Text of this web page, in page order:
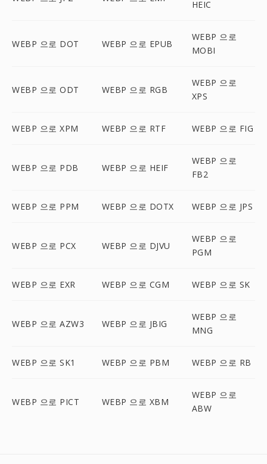
HEIC
WEBP 으로 DOT WEBP 으로 EPUB
WEBP 으로
MOBI
WEBP 으로 ODT WEBP 으로 RGB
WEBP 으로
XPS
WEBP 으로 XPM WEBP 으로 RTF WEBP 으로 FIG
WEBP 으로 PDB WEBP 으로 HEIF
WEBP 으로
FB2
WEBP 으로 PPM WEBP 으로 DOTX WEBP 으로 JPS
WEBP 으로 PCX WEBP 으로 DJVU
WEBP 으로
PGM
WEBP 으로 EXR WEBP 으로 CGM WEBP 으로 SK
WEBP 으로 AZW3 WEBP 으로 JBIG
WEBP 으로
MNG
WEBP 으로 SK1 WEBP 으로 PBM WEBP 으로 RB
WEBP 으로 PICT WEBP 으로 XBM
WEBP 으로
ABW